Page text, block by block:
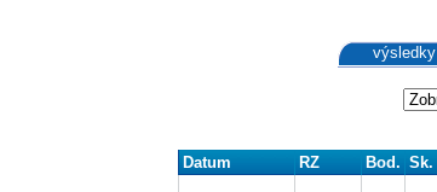
výsledky
Datum
RZ Bod. Sk.